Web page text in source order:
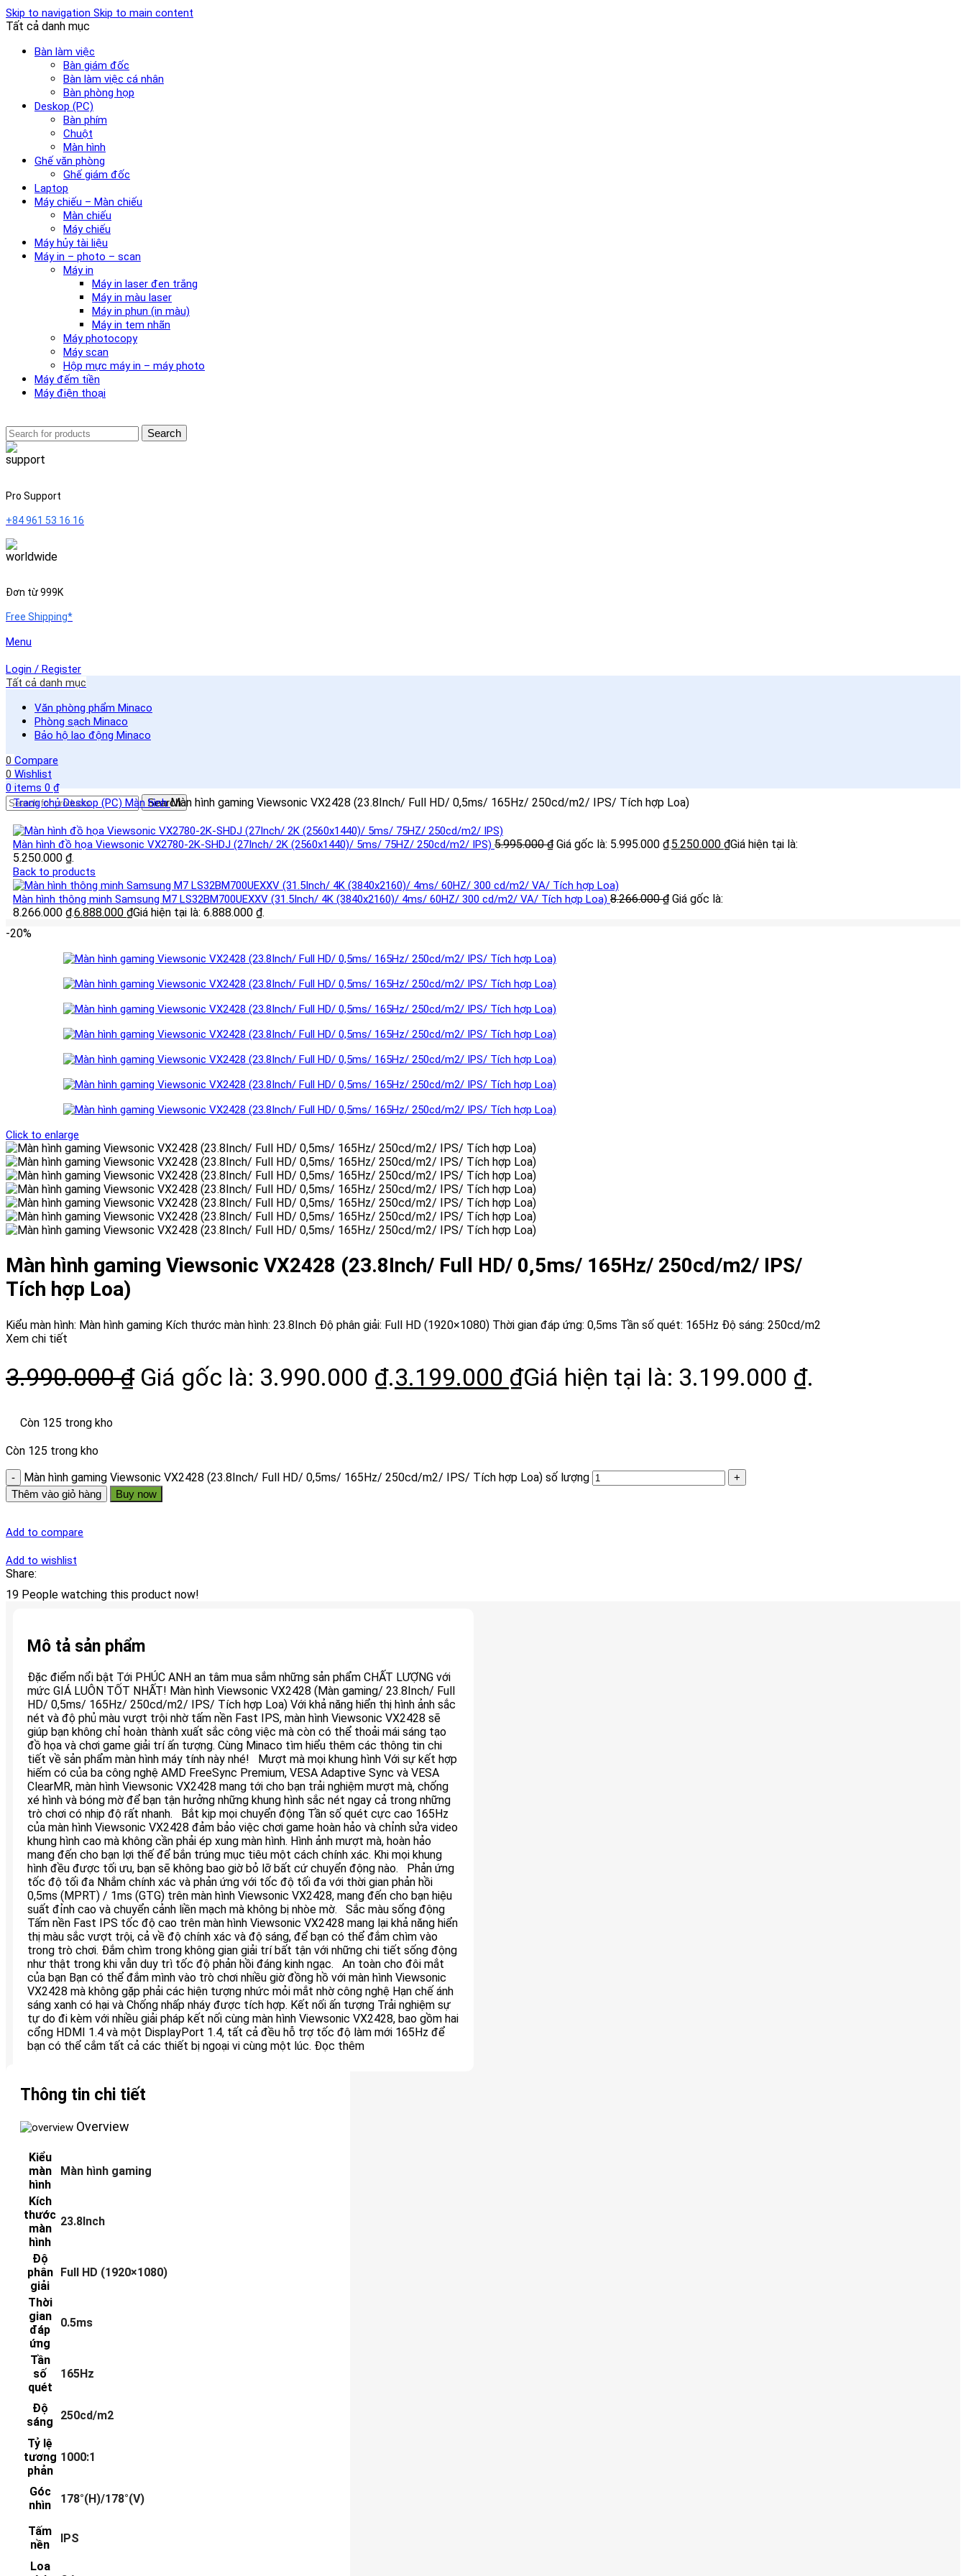
Skip to navigation Skip to main content
Tất cả danh mục
Bàn làm việc
Bàn giám đốc
Bàn làm việc cá nhân
Bàn phòng họp
Deskop (PC)
Bàn phím
Chuột
Màn hình
Ghế văn phòng
Ghế giám đốc
Laptop
Máy chiếu – Màn chiếu
Màn chiếu
Máy chiếu
Máy hủy tài liệu
Máy in – photo – scan
Máy in
Máy in laser đen trắng
Máy in màu laser
Máy in phun (in màu)
Máy in tem nhãn
Máy photocopy
Máy scan
Hộp mực máy in – máy photo
Máy đếm tiền
Máy điện thoại
Search
Pro Support
+84 961 53 16 16
Đơn từ 999K
Free Shipping*
Menu
Login / Register
Tất cả danh mục
Văn phòng phẩm Minaco
Phòng sạch Minaco
Bảo hộ lao động Minaco
0 Compare
0 Wishlist
0items 0₫
Search
Trang chủDeskop (PC) Màn hìnhMàn hình gaming Viewsonic VX2428 (23.8Inch/ Full HD/ 0,5ms/ 165Hz/ 250cd/m2/ IPS/ Tích hợp Loa)
Màn hình đồ họa Viewsonic VX2780-2K-SHDJ (27Inch/ 2K (2560x1440)/ 5ms/ 75HZ/ 250cd/m2/ IPS) 5.995.000₫ Giá gốc là: 5.995.000 ₫.5.250.000 ₫Giá hiện tại là:
5.250.000 ₫.
Back to products
Màn hình thông minh Samsung M7 LS32BM700UEXXV (31.5Inch/ 4K (3840x2160)/ 4ms/ 60HZ/ 300 cd/m2/ VA/ Tích hợp Loa) 8.266.000₫ Giá gốc là:
8.266.000 ₫.6.888.000 ₫Giá hiện tại là: 6.888.000 ₫.
-20%
Click to enlarge
Màn hình gaming Viewsonic VX2428 (23.8Inch/ Full HD/ 0,5ms/ 165Hz/ 250cd/m2/ IPS/
Tích hợp Loa)
Kiểu màn hình: Màn hình gaming Kích thước màn hình: 23.8Inch Độ phân giải: Full HD (1920×1080) Thời gian đáp ứng: 0,5ms Tần số quét: 165Hz Độ sáng: 250cd/m2
Xem chi tiết
3.990.000₫ Giá gốc là: 3.990.000 ₫.3.199.000 ₫Giá hiện tại là: 3.199.000 ₫.
Còn 125 trong kho
Còn 125 trong kho
Màn hình gaming Viewsonic VX2428 (23.8Inch/ Full HD/ 0,5ms/ 165Hz/ 250cd/m2/ IPS/ Tích hợp Loa) số lượng
Thêm vào giỏ hàng Buy now
Add to compare
Add to wishlist
Share:
19 People watching this product now!
Mô tả sản phẩm
Đặc điểm nổi bật Tới PHÚC ANH an tâm mua sắm những sản phẩm CHẤT LƯỢNG với
mức GIÁ LUÔN TỐT NHẤT! Màn hình Viewsonic VX2428 (Màn gaming/ 23.8Inch/ Full
HD/ 0,5ms/ 165Hz/ 250cd/m2/ IPS/ Tích hợp Loa) Với khả năng hiển thị hình ảnh sắc
nét và độ phủ màu vượt trội nhờ tấm nền Fast IPS, màn hình Viewsonic VX2428 sẽ
giúp bạn không chỉ hoàn thành xuất sắc công việc mà còn có thể thoải mái sáng tạo
đồ họa và chơi game giải trí ấn tượng. Cùng Minaco tìm hiểu thêm các thông tin chi
tiết về sản phẩm màn hình máy tính này nhé! Mượt mà mọi khung hình Với sự kết hợp
hiếm có của ba công nghệ AMD FreeSync Premium, VESA Adaptive Sync và VESA
ClearMR, màn hình Viewsonic VX2428 mang tới cho bạn trải nghiệm mượt mà, chống
xé hình và bóng mờ để bạn tận hưởng những khung hình sắc nét ngay cả trong những
trò chơi có nhịp độ rất nhanh. Bắt kịp mọi chuyển động Tần số quét cực cao 165Hz
của màn hình Viewsonic VX2428 đảm bảo việc chơi game hoàn hảo và chỉnh sửa video
khung hình cao mà không cần phải ép xung màn hình. Hình ảnh mượt mà, hoàn hảo
mang đến cho bạn lợi thế để bắn trúng mục tiêu một cách chính xác. Khi mọi khung
hình đều được tối ưu, bạn sẽ không bao giờ bỏ lỡ bất cứ chuyển động nào. Phản ứng
tốc độ tối đa Nhắm chính xác và phản ứng với tốc độ tối đa với thời gian phản hồi
0,5ms (MPRT) / 1ms (GTG) trên màn hình Viewsonic VX2428, mang đến cho bạn hiệu
suất đỉnh cao và chuyển cảnh liền mạch mà không bị nhòe mờ. Sắc màu sống động
Tấm nền Fast IPS tốc độ cao trên màn hình Viewsonic VX2428 mang lại khả năng hiển
thị màu sắc vượt trội, cả về độ chính xác và độ sáng, để bạn có thể đắm chìm vào
trong trò chơi. Đắm chìm trong không gian giải trí bất tận với những chi tiết sống động
như thật trong khi vẫn duy trì tốc độ phản hồi đáng kinh ngạc. An toàn cho đôi mắt
của bạn Bạn có thể đắm mình vào trò chơi nhiều giờ đồng hồ với màn hình Viewsonic
VX2428 mà không gặp phải các hiện tượng nhức mỏi mắt nhờ công nghệ Hạn chế ánh
sáng xanh có hại và Chống nhấp nháy được tích hợp. Kết nối ấn tượng Trải nghiệm sự
tự do đi kèm với nhiều giải pháp kết nối cùng màn hình Viewsonic VX2428, bao gồm hai
cổng HDMI 1.4 và một DisplayPort 1.4, tất cả đều hỗ trợ tốc độ làm mới 165Hz để
bạn có thể cắm tất cả các thiết bị ngoại vi cùng một lúc. Đọc thêm
Thông tin chi tiết
Overview
Kiểu
màn
hình
Màn hình gaming
Kích
thước
màn
hình
23.8Inch
Độ
phân
giải
Full HD (1920×1080)
Thời
gian
đáp
ứng
0.5ms
Tần
số
quét
165Hz
Độ
sáng
250cd/m2
Tỷ lệ
tương
phản
1000:1
Góc
nhìn
178°(H)/178°(V)
Tấm
nền
IPS
Loa